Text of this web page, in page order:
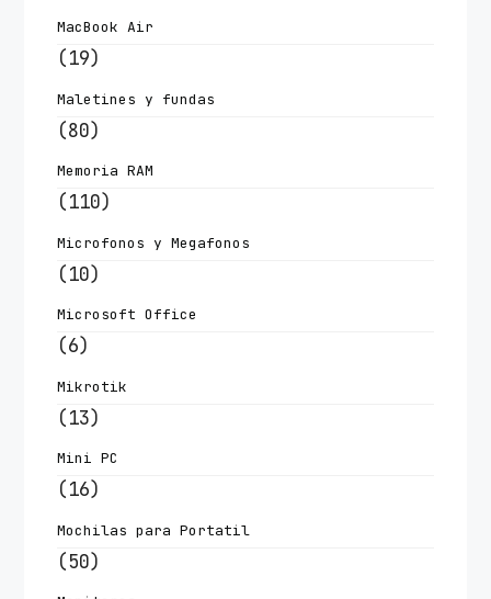
MacBook Air
(19)
Maletines y fundas
(80)
Memoria RAM
(110)
Microfonos y Megafonos
(10)
Microsoft Office
(6)
Mikrotik
(13)
Mini PC
(16)
Mochilas para Portatil
(50)